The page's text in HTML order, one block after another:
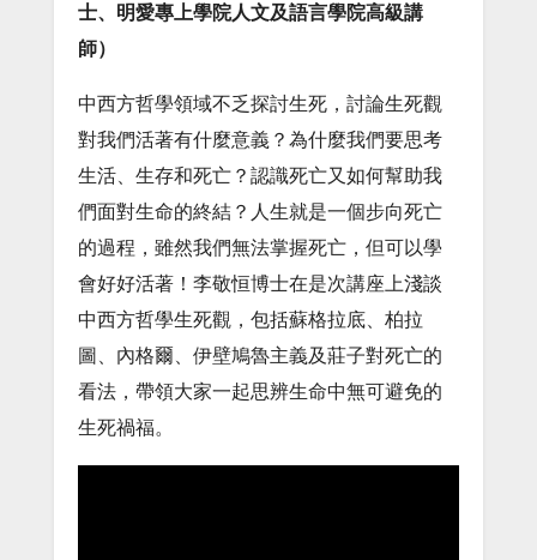
士、明愛專上學院人文及語言學院高級講
師）
中西方哲學領域不乏探討生死，討論生死觀
對我們活著有什麼意義？為什麼我們要思考
生活、生存和死亡？認識死亡又如何幫助我
們面對生命的終結？人生就是一個步向死亡
的過程，雖然我們無法掌握死亡，但可以學
會好好活著！李敬恒博士在是次講座上淺談
中西方哲學生死觀，包括蘇格拉底、柏拉
圖、內格爾、伊壁鳩魯主義及莊子對死亡的
看法，帶領大家一起思辨生命中無可避免的
生死禍福。